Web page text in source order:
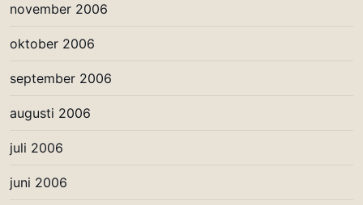
november 2006
oktober 2006
september 2006
augusti 2006
juli 2006
juni 2006